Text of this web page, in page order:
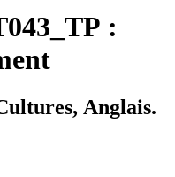
:
Anglais.